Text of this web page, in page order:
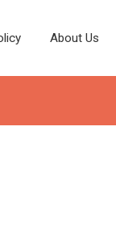
About Us